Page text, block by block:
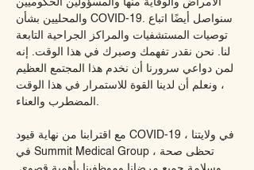
الأمراض والوقاية منها والمسؤولين الحكوميين
والمحليين بشأن COVID-19. سنواصل أيضًا اتباع
توصيات المستشفيات والمراكز الجراحية التابعة
لنا. نحن نقدر تفهمك وصبرك في هذا الوقت. إنه
لمن دواعي سرورنا أن نخدم هذا المجتمع العظيم
، ونعلم أن لدينا القوة للاستمرار في هذا الوقت
المضطرب والعناء.
مع اقترابنا من نهاية قيود COVID-19 في ولايتنا ،
في Summit Medical Group ، تحظى صحة